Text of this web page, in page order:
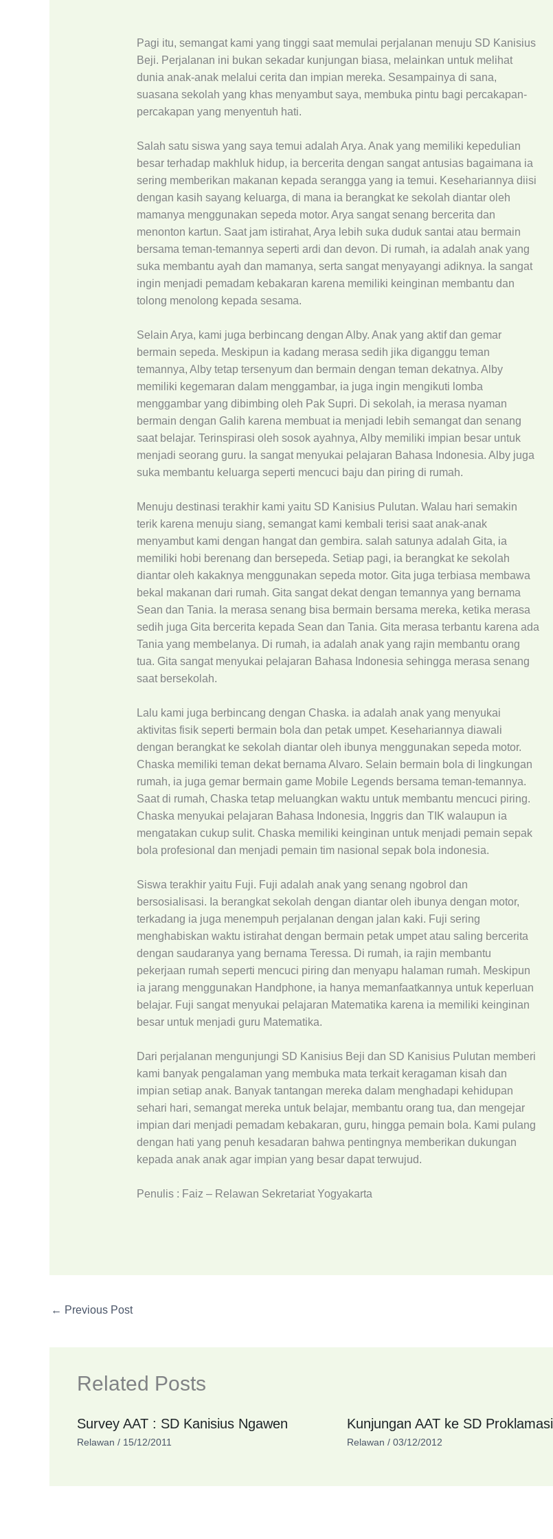
Pagi itu, semangat kami yang tinggi saat memulai perjalanan menuju SD Kanisius
Beji. Perjalanan ini bukan sekadar kunjungan biasa, melainkan untuk melihat
dunia anak-anak melalui cerita dan impian mereka. Sesampainya di sana,
suasana sekolah yang khas menyambut saya, membuka pintu bagi percakapan-
percakapan yang menyentuh hati.
Salah satu siswa yang saya temui adalah Arya. Anak yang memiliki kepedulian
besar terhadap makhluk hidup, ia bercerita dengan sangat antusias bagaimana ia
sering memberikan makanan kepada serangga yang ia temui. Kesehariannya diisi
dengan kasih sayang keluarga, di mana ia berangkat ke sekolah diantar oleh
mamanya menggunakan sepeda motor. Arya sangat senang bercerita dan
menonton kartun. Saat jam istirahat, Arya lebih suka duduk santai atau bermain
bersama teman-temannya seperti ardi dan devon. Di rumah, ia adalah anak yang
suka membantu ayah dan mamanya, serta sangat menyayangi adiknya. Ia sangat
ingin menjadi pemadam kebakaran karena memiliki keinginan membantu dan
tolong menolong kepada sesama.
Selain Arya, kami juga berbincang dengan Alby. Anak yang aktif dan gemar
bermain sepeda. Meskipun ia kadang merasa sedih jika diganggu teman
temannya, Alby tetap tersenyum dan bermain dengan teman dekatnya. Alby
memiliki kegemaran dalam menggambar, ia juga ingin mengikuti lomba
menggambar yang dibimbing oleh Pak Supri. Di sekolah, ia merasa nyaman
bermain dengan Galih karena membuat ia menjadi lebih semangat dan senang
saat belajar. Terinspirasi oleh sosok ayahnya, Alby memiliki impian besar untuk
menjadi seorang guru. Ia sangat menyukai pelajaran Bahasa Indonesia. Alby juga
suka membantu keluarga seperti mencuci baju dan piring di rumah.
Menuju destinasi terakhir kami yaitu SD Kanisius Pulutan. Walau hari semakin
terik karena menuju siang, semangat kami kembali terisi saat anak-anak
menyambut kami dengan hangat dan gembira. salah satunya adalah Gita, ia
memiliki hobi berenang dan bersepeda. Setiap pagi, ia berangkat ke sekolah
diantar oleh kakaknya menggunakan sepeda motor. Gita juga terbiasa membawa
bekal makanan dari rumah. Gita sangat dekat dengan temannya yang bernama
Sean dan Tania. Ia merasa senang bisa bermain bersama mereka, ketika merasa
sedih juga Gita bercerita kepada Sean dan Tania. Gita merasa terbantu karena ada
Tania yang membelanya. Di rumah, ia adalah anak yang rajin membantu orang
tua. Gita sangat menyukai pelajaran Bahasa Indonesia sehingga merasa senang
saat bersekolah.
Lalu kami juga berbincang dengan Chaska. ia adalah anak yang menyukai
aktivitas fisik seperti bermain bola dan petak umpet. Kesehariannya diawali
dengan berangkat ke sekolah diantar oleh ibunya menggunakan sepeda motor.
Chaska memiliki teman dekat bernama Alvaro. Selain bermain bola di lingkungan
rumah, ia juga gemar bermain game Mobile Legends bersama teman-temannya.
Saat di rumah, Chaska tetap meluangkan waktu untuk membantu mencuci piring.
Chaska menyukai pelajaran Bahasa Indonesia, Inggris dan TIK walaupun ia
mengatakan cukup sulit. Chaska memiliki keinginan untuk menjadi pemain sepak
bola profesional dan menjadi pemain tim nasional sepak bola indonesia.
Siswa terakhir yaitu Fuji. Fuji adalah anak yang senang ngobrol dan
bersosialisasi. Ia berangkat sekolah dengan diantar oleh ibunya dengan motor,
terkadang ia juga menempuh perjalanan dengan jalan kaki. Fuji sering
menghabiskan waktu istirahat dengan bermain petak umpet atau saling bercerita
dengan saudaranya yang bernama Teressa. Di rumah, ia rajin membantu
pekerjaan rumah seperti mencuci piring dan menyapu halaman rumah. Meskipun
ia jarang menggunakan Handphone, ia hanya memanfaatkannya untuk keperluan
belajar. Fuji sangat menyukai pelajaran Matematika karena ia memiliki keinginan
besar untuk menjadi guru Matematika.
Dari perjalanan mengunjungi SD Kanisius Beji dan SD Kanisius Pulutan memberi
kami banyak pengalaman yang membuka mata terkait keragaman kisah dan
impian setiap anak. Banyak tantangan mereka dalam menghadapi kehidupan
sehari hari, semangat mereka untuk belajar, membantu orang tua, dan mengejar
impian dari menjadi pemadam kebakaran, guru, hingga pemain bola. Kami pulang
dengan hati yang penuh kesadaran bahwa pentingnya memberikan dukungan
kepada anak anak agar impian yang besar dapat terwujud.
Penulis : Faiz – Relawan Sekretariat Yogyakarta
← Previous Post
Related Posts
Survey AAT : SD Kanisius Ngawen
Relawan / 15/12/2011
Kunjungan AAT ke SD Proklamasi
Relawan / 03/12/2012